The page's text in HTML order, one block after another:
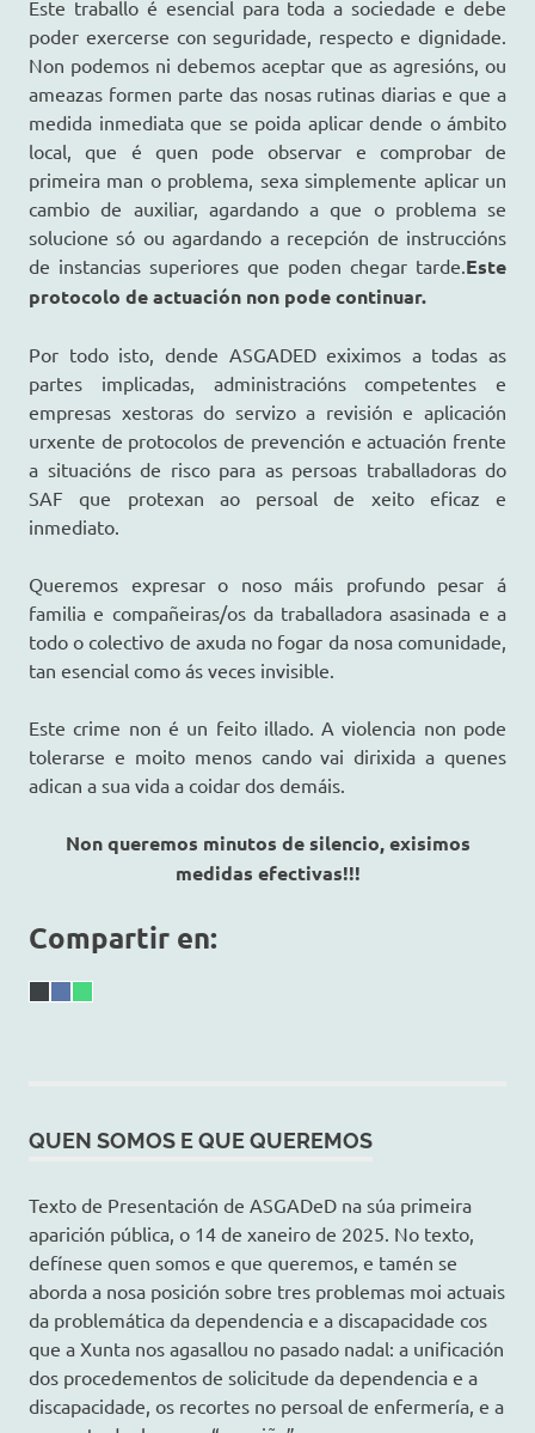
Este traballo é esencial para toda a sociedade e debe
poder exercerse con seguridade, respecto e dignidade.
Non podemos ni debemos aceptar que as agresións, ou
ameazas formen parte das nosas rutinas diarias e que a
medida inmediata que se poida aplicar dende o ámbito
local, que é quen pode observar e comprobar de
primeira man o problema, sexa simplemente aplicar un
cambio de auxiliar, agardando a que o problema se
solucione só ou agardando a recepción de instruccións
de instancias superiores que poden chegar tarde. Este
protocolo de actuación non pode continuar.
Por todo isto, dende ASGADED exiximos a todas as
partes implicadas, administracións competentes e
empresas xestoras do servizo a revisión e aplicación
urxente de protocolos de prevención e actuación frente
a situacións de risco para as persoas traballadoras do
SAF que protexan ao persoal de xeito eficaz e
inmediato.
Queremos expresar o noso máis profundo pesar á
familia e compañeiras/os da traballadora asasinada e a
todo o colectivo de axuda no fogar da nosa comunidade,
tan esencial como ás veces invisible.
Este crime non é un feito illado. A violencia non pode
tolerarse e moito menos cando vai dirixida a quenes
adican a sua vida a coidar dos demáis.
Non queremos minutos de silencio, exisimos
medidas efectivas!!!
Compartir en:
Share
X Share
Facebook
Share
WhatsApp
QUEN SOMOS E QUE QUEREMOS
Texto de Presentación de ASGADeD na súa primeira
aparición pública, o 14 de xaneiro de 2025. No texto,
defínese quen somos e que queremos, e tamén se
aborda a nosa posición sobre tres problemas moi actuais
da problemática da dependencia e a discapacidade cos
que a Xunta nos agasallou no pasado nadal: a unificación
dos procedementos de solicitude da dependencia e a
discapacidade, os recortes no persoal de enfermería, e a